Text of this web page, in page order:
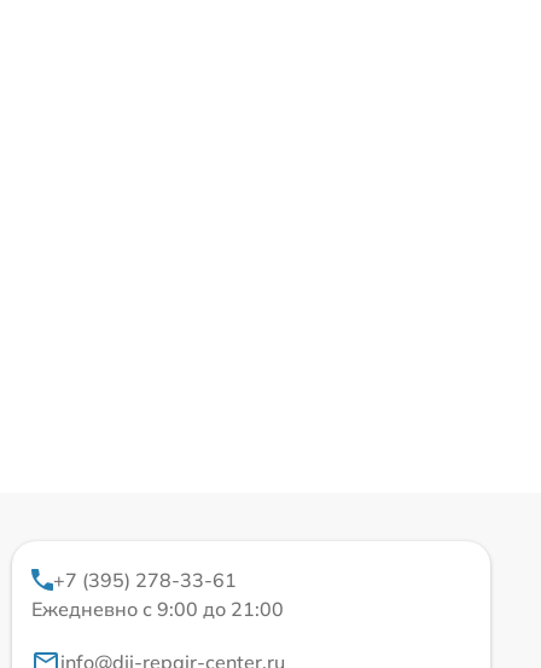
+7 (395) 278-33-61
Ежедневно с 9:00 до 21:00
info@dji-repair-center.ru